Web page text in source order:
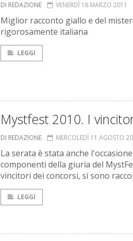
DI REDAZIONE VENERDÌ 18 MARZO 2011
Miglior racconto giallo e del
rigorosamente italiana
LEGGI
Mystfest 2010. I
DI REDAZIONE MERCOLEDÌ 11 AGOSTO
La serata è stata anche
componenti della giuria del
vincitori dei concorsi, si sono
LEGGI